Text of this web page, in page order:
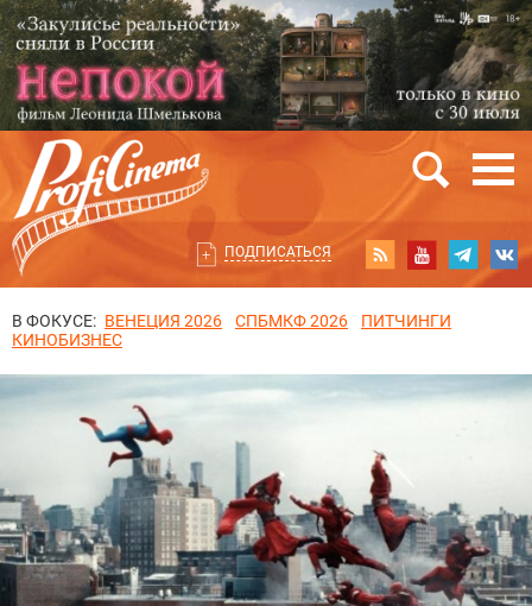
ПОДПИСАТЬСЯ
В ФОКУСЕ: ВЕНЕЦИЯ 2026 СПБМКФ 2026
ПИТЧИНГИ
КИНОБИЗНЕС